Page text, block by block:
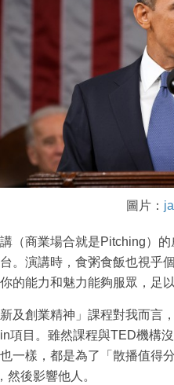
圖片：
（商業場合就是Pitching）
。演講時，食粥食飯也視乎
的能力和魅力能夠服眾，足
及創業精神」課程對我而言
項目。雖然課程與TED機構
一樣，都是為了「散播值得
然後影響他人。